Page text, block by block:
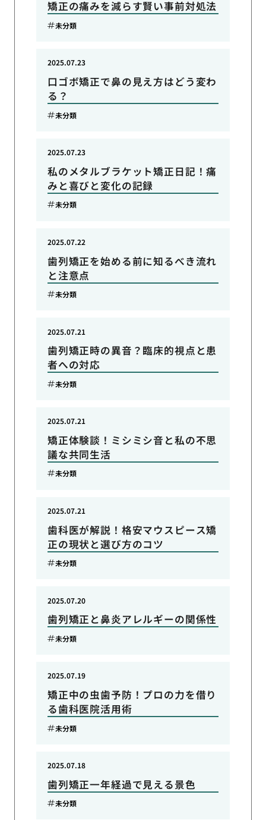
矯正の痛みを減らす賢い事前対処法
未分類
口ゴボ矯正で鼻の見え方はどう変わ
る？
2025.07.23
未分類
私のメタルブラケット矯正日記！痛
みと喜びと変化の記録
2025.07.23
未分類
歯列矯正を始める前に知るべき流れ
と注意点
2025.07.22
未分類
歯列矯正時の異音？臨床的視点と患
者への対応
2025.07.21
未分類
矯正体験談！ミシミシ音と私の不思
議な共同生活
2025.07.21
未分類
歯科医が解説！格安マウスピース矯
正の現状と選び方のコツ
2025.07.21
未分類
歯列矯正と鼻炎アレルギーの関係性
2025.07.20
未分類
矯正中の虫歯予防！プロの力を借り
る歯科医院活用術
2025.07.19
未分類
歯列矯正一年経過で見える景色
2025.07.18
未分類